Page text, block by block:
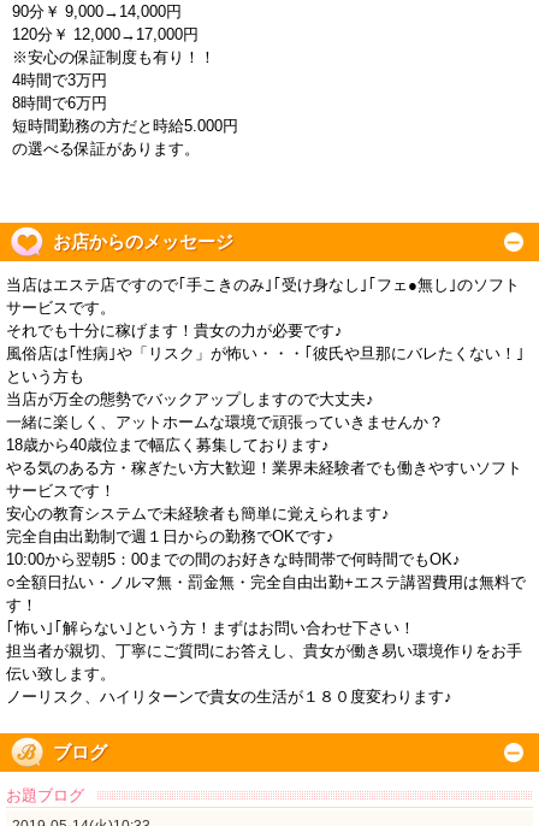
90分￥ 9,000→14,000円
120分￥ 12,000→17,000円
※安心の保証制度も有り！！
4時間で3万円
8時間で6万円
短時間勤務の方だと時給5.000円
の選べる保証があります。
お店からのメッセージ
当店はエステ店ですので｢手こきのみ｣｢受け身なし｣｢フェ●無し｣のソフト
サービスです。
それでも十分に稼げます！貴女の力が必要です♪
風俗店は｢性病｣や「リスク」が怖い・・・｢彼氏や旦那にバレたくない！｣
という方も
当店が万全の態勢でバックアップしますので大丈夫♪
一緒に楽しく、アットホームな環境で頑張っていきませんか？
18歳から40歳位まで幅広く募集しております♪
やる気のある方・稼ぎたい方大歓迎！業界未経験者でも働きやすいソフト
サービスです！
安心の教育システムで未経験者も簡単に覚えられます♪
完全自由出勤制で週１日からの勤務でOKです♪
10:00から翌朝5：00までの間のお好きな時間帯で何時間でもOK♪
○全額日払い・ノルマ無・罰金無・完全自由出勤+エステ講習費用は無料で
す！
｢怖い｣｢解らない｣という方！まずはお問い合わせ下さい！
担当者が親切、丁寧にご質問にお答えし、貴女が働き易い環境作りをお手
伝い致します。
ノーリスク、ハイリターンで貴女の生活が１８０度変わります♪
ブログ
お題ブログ